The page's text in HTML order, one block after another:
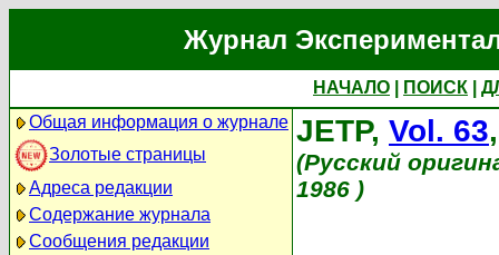
Журнал
НАЧАЛО ПОИСК
Общая информация о журнале
Золотые страницы
Адреса редакции
Содержание журнала
Сообщения редакции
JETP, Vol. 63
(Русский
1986 )